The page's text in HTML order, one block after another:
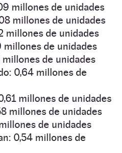
millones de unidades
millones de unidades
millones de unidades
millones de unidades
millones de unidades
0,64 millones de
millones de unidades
millones de unidades
de unidades
0,54 millones de